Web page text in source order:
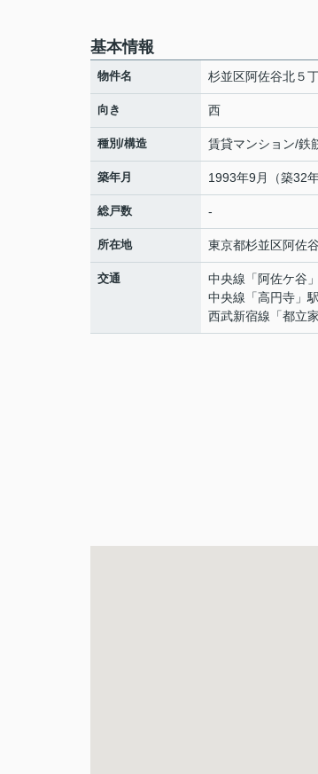
基本情報
物件名 杉並区阿佐谷北５
向き 西
種別/構造 賃貸マンション/鉄
築年月 1993年9月（築32年
総戸数 -
所在地 東京都杉並区阿佐
交通 中央線 「 阿佐ケ谷
中央線 「高円寺 」
西武新宿線 「都立